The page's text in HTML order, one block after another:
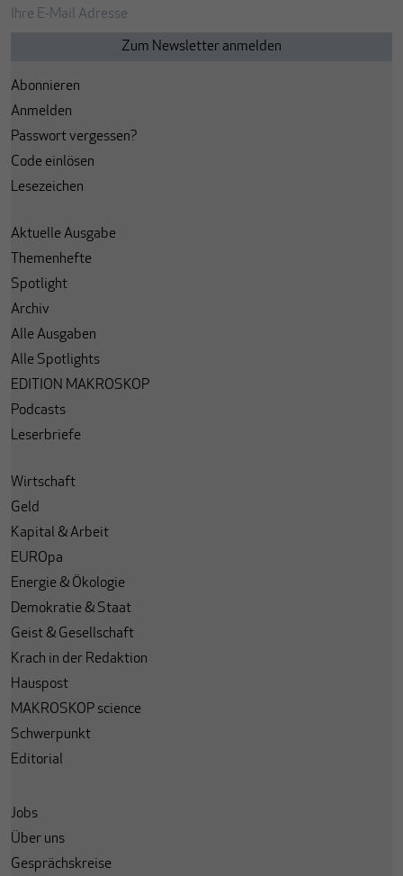
Abonnieren
Anmelden
Passwort vergessen?
Code einlösen
Lesezeichen
Aktuelle Ausgabe
Themenhefte
Spotlight
Archiv
Alle Ausgaben
Alle Spotlights
EDITION MAKROSKOP
Podcasts
Leserbriefe
Wirtschaft
Geld
Kapital & Arbeit
EUROpa
Energie & Ökologie
Demokratie & Staat
Geist & Gesellschaft
Krach in der Redaktion
Hauspost
MAKROSKOP science
Schwerpunkt
Editorial
Jobs
Über uns
Gesprächskreise